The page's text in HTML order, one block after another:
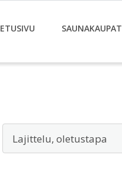
ETUSIVU SAUNAKAUPAT